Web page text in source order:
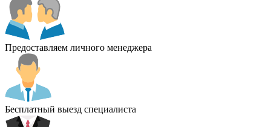
Предоставляем личного менеджера
Бесплатный выезд специалиста